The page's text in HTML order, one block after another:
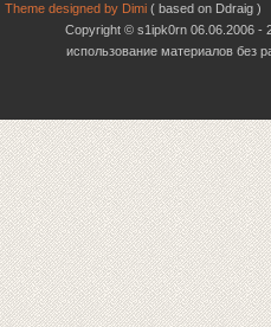
Theme designed by Dimi ( based on Ddraig )
Copyright © s1ipk0rn 06.06.2006 -
использование материалов без